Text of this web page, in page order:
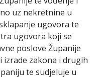
uz nekretnine u
ugovora te
ugovora koji se
poslove Županije
zakona i drugih
te sudjeluje u